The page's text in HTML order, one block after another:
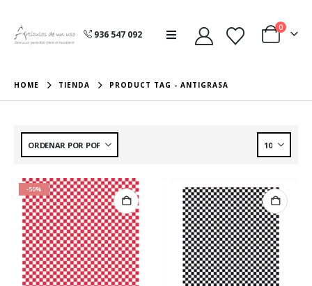
936 547 092
0
HOME TIENDA PRODUCT TAG - ANTIGRASA
-50%